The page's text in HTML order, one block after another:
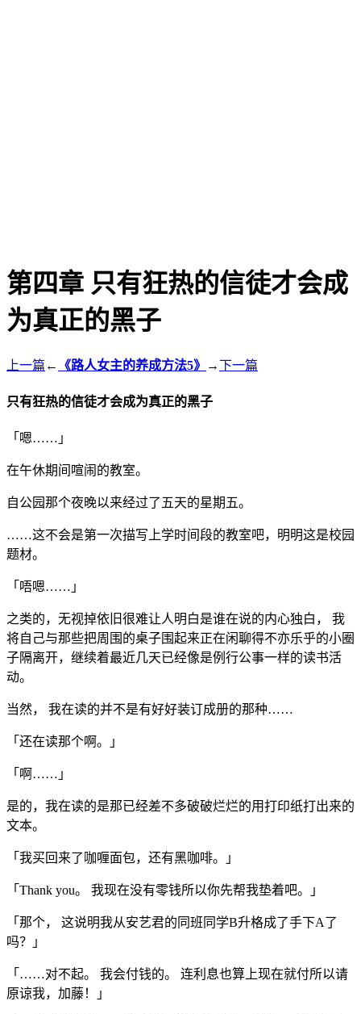
第四章 只有狂热的信徒才会成
为真正的黑子
上一篇 ← 《路人女主的养成方法5》 →下一篇
只有狂热的信徒才会成为真正的黑子
「嗯……」
在午休期间喧闹的教室。
自公园那个夜晚以来经过了五天的星期五。
……这不会是第一次描写上学时间段的教室吧，明明这是校园
题材。
「唔嗯……」
之类的，无视掉依旧很难让人明白是谁在说的内心独白， 我
将自己与那些把周围的桌子围起来正在闲聊得不亦乐乎的小圈
子隔离开，继续着最近几天已经像是例行公事一样的读书活
动。
当然， 我在读的并不是有好好装订成册的那种……
「还在读那个啊。」
「啊……」
是的，我在读的是那已经差不多破破烂烂的用打印纸打出来的
文本。
「我买回来了咖喱面包，还有黑咖啡。」
「Thank you。 我现在没有零钱所以你先帮我垫着吧。」
「那个， 这说明我从安艺君的同班同学B升格成了手下A了
吗？」
「……对不起。 我会付钱的。 连利息也算上现在就付所以请
原谅我，加藤！」